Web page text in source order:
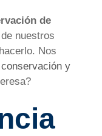
de
nuestros
Nos
y